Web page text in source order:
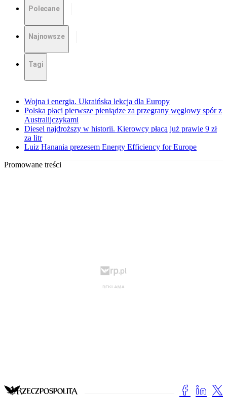
Polecane
Najnowsze
Tagi
Wojna i energia. Ukraińska lekcja dla Europy
Polska płaci pierwsze pieniądze za przegrany węglowy spór z
Australijczykami
Diesel najdroższy w historii. Kierowcy płacą już prawie 9 zł
za litr
Luiz Hanania prezesem Energy Efficiency for Europe
Promowane treści